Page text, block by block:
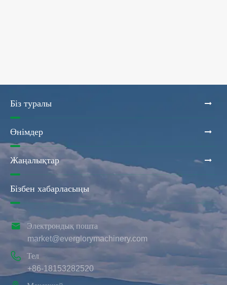
Біз туралы
Өнімдер
Жаңалықтар
Бізбен хабарласыңы
 Электрондық пошта
market@everglorymachinery.com

Тел
+86-18153282520